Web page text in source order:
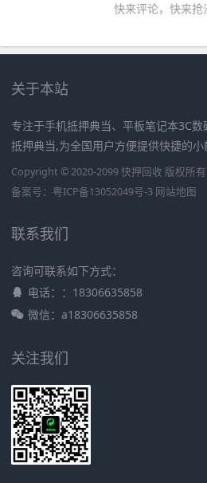
快来评论，快来抢
关于本站
专注于手机抵押典当、平板笔记本3C
抵押典当,为全国用户方便提供快捷的小
Copyright © 2020-2099 快押回收 版权所
备案号： 粤ICP备13052049号-3 网站地图
联系我们
咨询可联系如下方式：
电话：：18306635858
微信：a18306635858
关注我们